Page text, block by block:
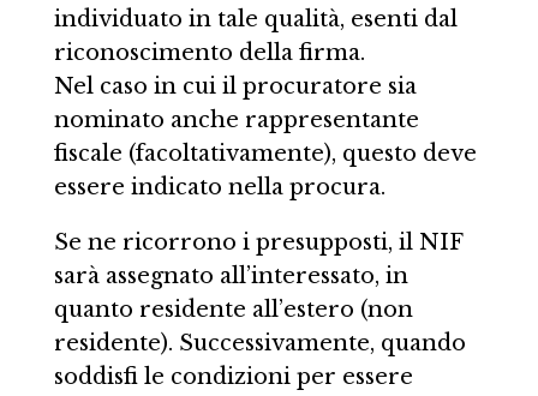
individuato in tale qualità, esenti dal
riconoscimento della firma.
Nel caso in cui il procuratore sia
nominato anche rappresentante
fiscale (facoltativamente), questo deve
essere indicato nella procura.
Se ne ricorrono i presupposti, il NIF
sarà assegnato all’interessato, in
quanto residente all’estero (non
residente). Successivamente, quando
soddisfi le condizioni per essere